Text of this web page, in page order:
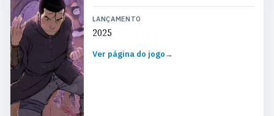
LANÇAMENTO
2025
Ver página do jogo→